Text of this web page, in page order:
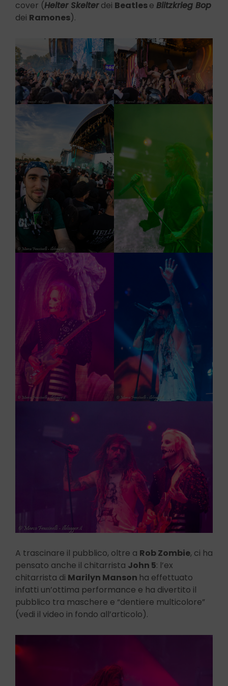
cover (Helter Skelterdei Beatlese Blitzkrieg Bop
dei Ramones).
A trascinare il pubblico, oltre a Rob Zombie, ci ha
pensato anche il chitarrista John 5: l’ex
chitarrista di Marilyn Manson ha effettuato
infatti un’ottima performance e ha divertito il
pubblico tra maschere e “dentiere multicolore”
(vedi il video in fondo all’articolo).